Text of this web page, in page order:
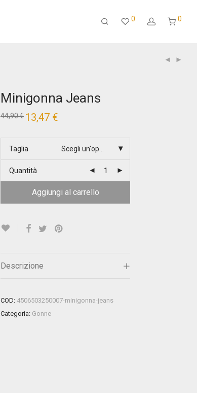
0 0
Minigonna Jeans
44,90€ Il
prezzo
13,47 €
Taglia
Quantità
Aggiungi al carrello
Descrizione
COD: 4506503250007-minigonna-jeans
Categoria: Gonne